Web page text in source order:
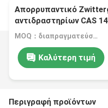
Απορρυπαντικό
αντιδραστηρίων CAS
MOQ：διαπραγματεύσιμος
Καλύτερη τιμή
Περιγραφή προϊόντων